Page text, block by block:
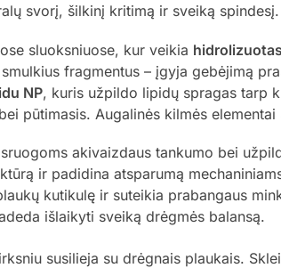
svorį, šilkinį kritimą ir sveiką spindesį.
sluoksniuose, kur veikia
fragmentus – įgyja gebėjimą
NP, kuris užpildo lipidų spragas tarp
pūtimasis. Augalinės kilmės
akivaizdaus tankumo bei
ir padidina atsparumą
kutikulę ir suteikia prabangaus
išlaikyti sveiką drėgmės balansą.
susilieja su drėgnais plaukais.